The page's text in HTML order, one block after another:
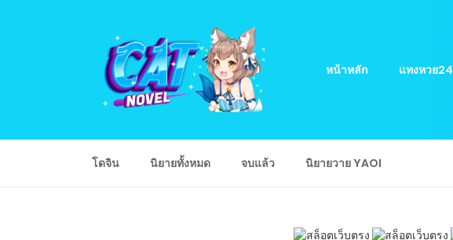
หน้าหลัก แทงหวย24
โดจิน นิยายทั้งหมด จบแล้ว นิยายวาย YAOI